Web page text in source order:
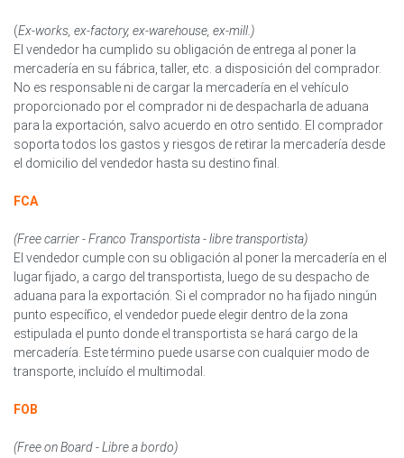
(Ex-works, ex-factory, ex-warehouse, ex-mill.)
El vendedor ha cumplido su obligación de entrega al poner la
mercadería en su fábrica, taller, etc. a disposición del comprador.
No es responsable ni de cargar la mercadería en el vehículo
proporcionado por el comprador ni de despacharla de aduana
para la exportación, salvo acuerdo en otro sentido. El comprador
soporta todos los gastos y riesgos de retirar la mercadería desde
el domicilio del vendedor hasta su destino final.
FCA
(Free carrier - Franco Transportista - libre transportista)
El vendedor cumple con su obligación al poner la mercadería en el
lugar fijado, a cargo del transportista, luego de su despacho de
aduana para la exportación. Si el comprador no ha fijado ningún
punto específico, el vendedor puede elegir dentro de la zona
estipulada el punto donde el transportista se hará cargo de la
mercadería. Este término puede usarse con cualquier modo de
transporte, incluído el multimodal.
FOB
(Free on Board - Libre a bordo)